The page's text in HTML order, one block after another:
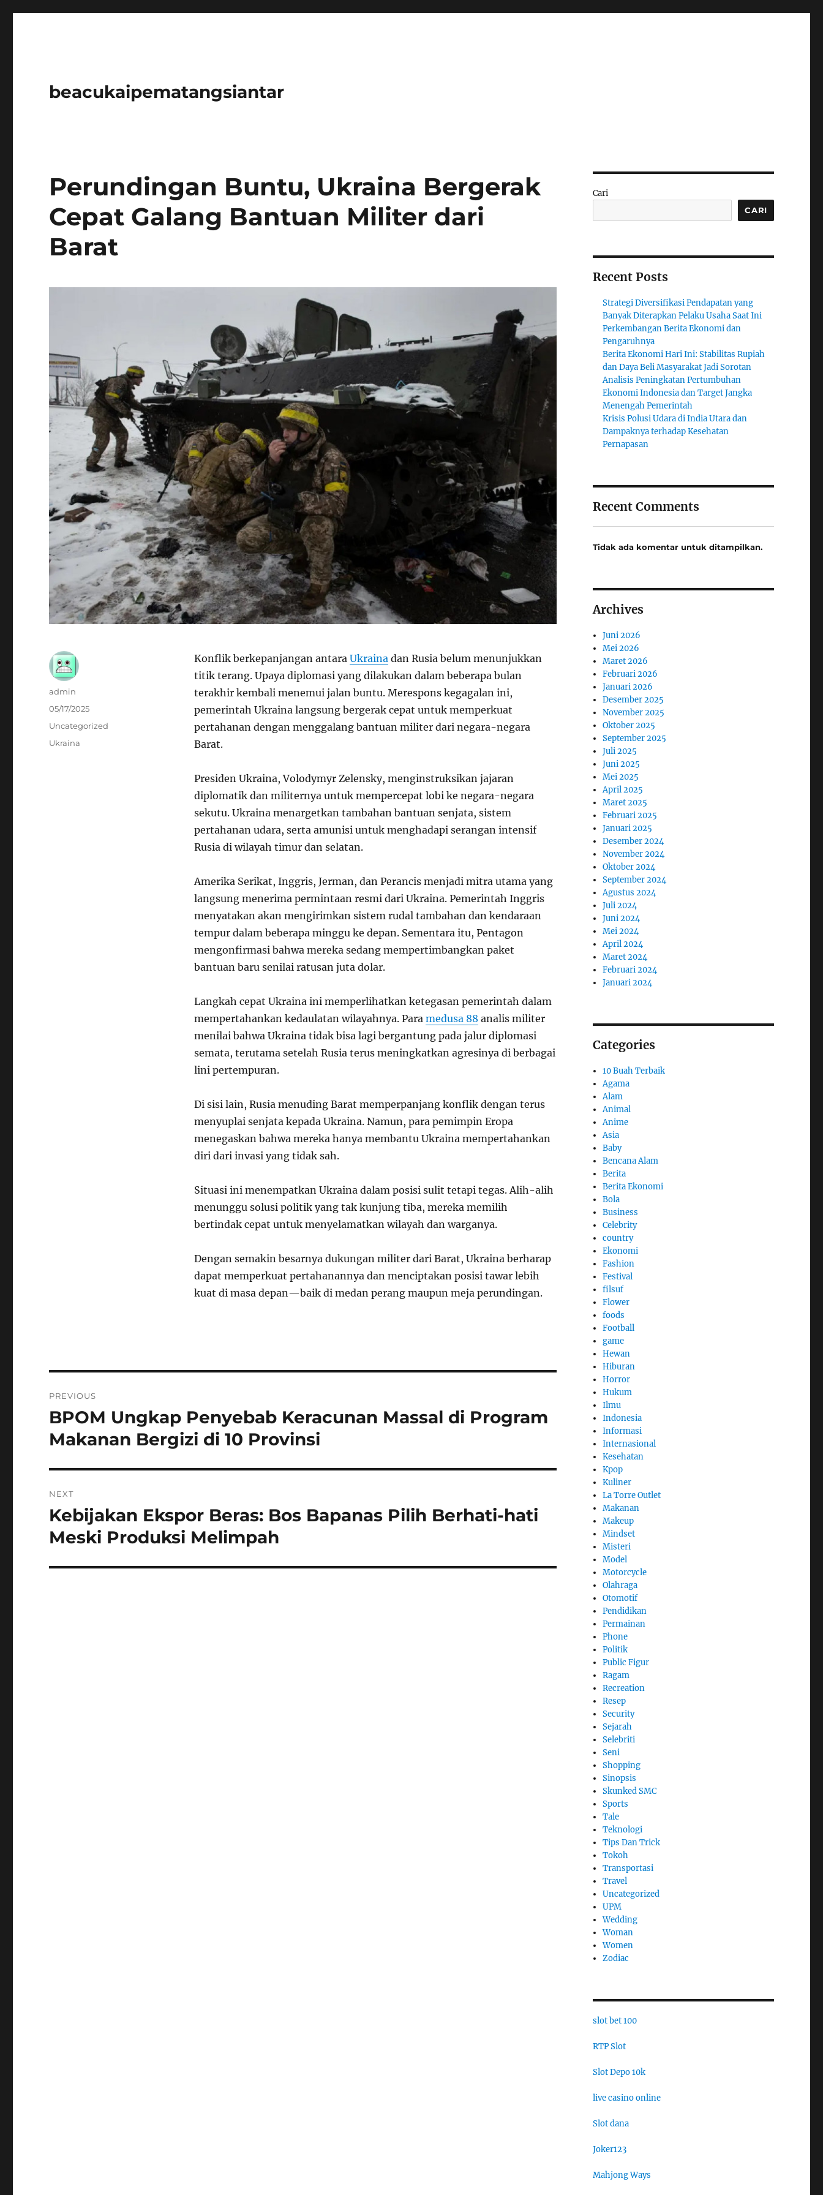
beacukaipematangsiantar
Perundingan Buntu, Ukraina Bergerak
Cepat Galang Bantuan Militer dari
Barat
Konflik berkepanjangan antara Ukraina dan Rusia belum menunjukkan
titik terang. Upaya diplomasi yang dilakukan dalam beberapa bulan
terakhir kembali menemui jalan buntu. Merespons kegagalan ini,
pemerintah Ukraina langsung bergerak cepat untuk memperkuat
pertahanan dengan menggalang bantuan militer dari negara-negara
Barat.
Presiden Ukraina, Volodymyr Zelensky, menginstruksikan jajaran
diplomatik dan militernya untuk mempercepat lobi ke negara-negara
sekutu. Ukraina menargetkan tambahan bantuan senjata, sistem
pertahanan udara, serta amunisi untuk menghadapi serangan intensif
Rusia di wilayah timur dan selatan.
Amerika Serikat, Inggris, Jerman, dan Perancis menjadi mitra utama yang
langsung menerima permintaan resmi dari Ukraina. Pemerintah Inggris
menyatakan akan mengirimkan sistem rudal tambahan dan kendaraan
tempur dalam beberapa minggu ke depan. Sementara itu, Pentagon
mengonfirmasi bahwa mereka sedang mempertimbangkan paket
bantuan baru senilai ratusan juta dolar.
Langkah cepat Ukraina ini memperlihatkan ketegasan pemerintah dalam
mempertahankan kedaulatan wilayahnya. Para medusa 88 analis militer
menilai bahwa Ukraina tidak bisa lagi bergantung pada jalur diplomasi
semata, terutama setelah Rusia terus meningkatkan agresinya di berbagai
lini pertempuran.
Di sisi lain, Rusia menuding Barat memperpanjang konflik dengan terus
menyuplai senjata kepada Ukraina. Namun, para pemimpin Eropa
menegaskan bahwa mereka hanya membantu Ukraina mempertahankan
diri dari invasi yang tidak sah.
Situasi ini menempatkan Ukraina dalam posisi sulit tetapi tegas. Alih-alih
menunggu solusi politik yang tak kunjung tiba, mereka memilih
bertindak cepat untuk menyelamatkan wilayah dan warganya.
Dengan semakin besarnya dukungan militer dari Barat, Ukraina berharap
dapat memperkuat pertahanannya dan menciptakan posisi tawar lebih
kuat di masa depan—baik di medan perang maupun meja perundingan.
Author
admin
Posted
05/17/2025
Categories
Uncategorized
Tags
Ukraina
pos
PREVIOUS
Previous
post:
BPOM Ungkap Penyebab Keracunan Massal di Program
Makanan Bergizi di 10 Provinsi
NEXT
Next
post:
Kebijakan Ekspor Beras: Bos Bapanas Pilih Berhati-hati
Meski Produksi Melimpah
Cari
CARI
Recent Posts
Strategi Diversifikasi Pendapatan yang
Banyak Diterapkan Pelaku Usaha Saat Ini
Perkembangan Berita Ekonomi dan
Pengaruhnya
Berita Ekonomi Hari Ini: Stabilitas Rupiah
dan Daya Beli Masyarakat Jadi Sorotan
Analisis Peningkatan Pertumbuhan
Ekonomi Indonesia dan Target Jangka
Menengah Pemerintah
Krisis Polusi Udara di India Utara dan
Dampaknya terhadap Kesehatan
Pernapasan
Recent Comments
Tidak ada komentar untuk ditampilkan.
Archives
Juni 2026
Mei 2026
Maret 2026
Februari 2026
Januari 2026
Desember 2025
November 2025
Oktober 2025
September 2025
Juli 2025
Juni 2025
Mei 2025
April 2025
Maret 2025
Februari 2025
Januari 2025
Desember 2024
November 2024
Oktober 2024
September 2024
Agustus 2024
Juli 2024
Juni 2024
Mei 2024
April 2024
Maret 2024
Februari 2024
Januari 2024
Categories
10 Buah Terbaik
Agama
Alam
Animal
Anime
Asia
Baby
Bencana Alam
Berita
Berita Ekonomi
Bola
Business
Celebrity
country
Ekonomi
Fashion
Festival
filsuf
Flower
foods
Football
game
Hewan
Hiburan
Horror
Hukum
Ilmu
Indonesia
Informasi
Internasional
Kesehatan
Kpop
Kuliner
La Torre Outlet
Makanan
Makeup
Mindset
Misteri
Model
Motorcycle
Olahraga
Otomotif
Pendidikan
Permainan
Phone
Politik
Public Figur
Ragam
Recreation
Resep
Security
Sejarah
Selebriti
Seni
Shopping
Sinopsis
Skunked SMC
Sports
Tale
Teknologi
Tips Dan Trick
Tokoh
Transportasi
Travel
Uncategorized
UPM
Wedding
Woman
Women
Zodiac
slot bet 100
RTP Slot
Slot Depo 10k
live casino online
Slot dana
Joker123
Mahjong Ways